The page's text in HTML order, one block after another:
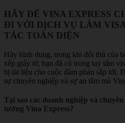
HÃY ĐỂ VINA EXPRESS
ĐI VỚI DỊCH VỤ LÀM
TÁC TOÀN DIỆN
Hãy hình dung, trong khi đối thủ của
xếp giấy tờ, bạn đã có trong tay tấm
bị tài liệu cho cuộc đàm phán sắp tới.
sự chuyên nghiệp và sự an tâm mà
Tại sao các doanh nghiệp và
tưởng Vina Express?